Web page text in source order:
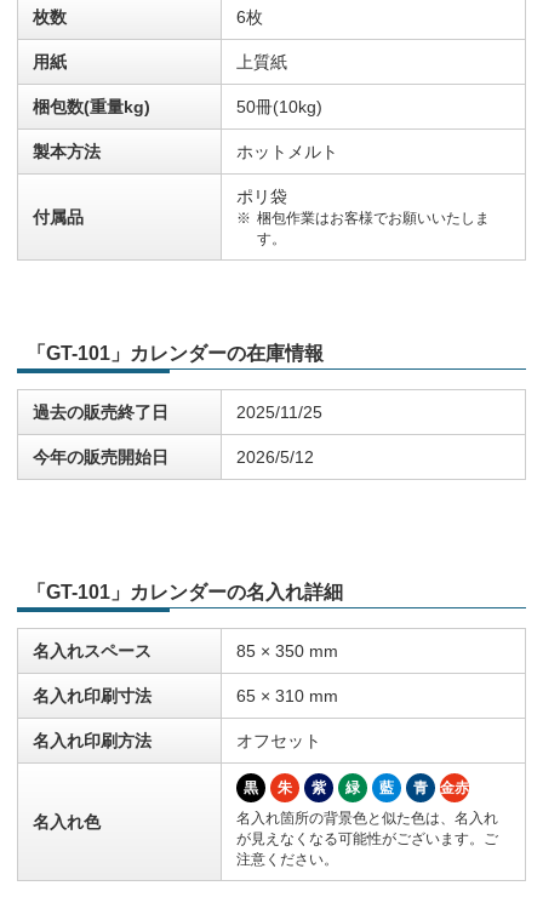
枚数 6枚
用紙 上質紙
梱包数(重量kg) 50冊(10kg)
製本方法 ホットメルト
付属品
ポリ袋
梱包作業はお客様でお願いいたしま
す。
「GT-101」カレンダーの在庫情報
過去の販売終了日 2025/11/25
今年の販売開始日 2026/5/12
「GT-101」カレンダーの名入れ詳細
名入れスペース 85 × 350 mm
名入れ印刷寸法 65 × 310 mm
名入れ印刷方法 オフセット
名入れ色
黒 朱 紫 緑 藍 青
金赤
名入れ箇所の背景色と似た色は、名入れ
が見えなくなる可能性がございます。ご
注意ください。